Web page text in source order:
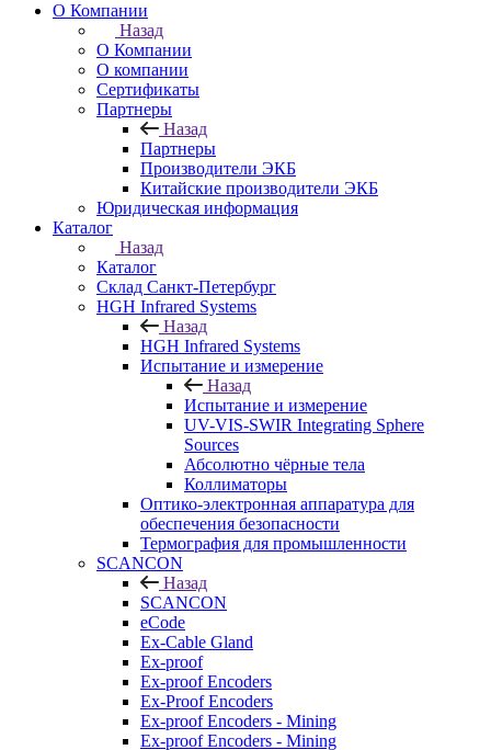
О Компании
Назад
О Компании
О компании
Сертификаты
Партнеры
Назад
Партнеры
Производители ЭКБ
Китайские производители ЭКБ
Юридическая информация
Каталог
Назад
Каталог
Cклад Санкт-Петербург
HGH Infrared Systems
Назад
HGH Infrared Systems
Испытание и измерение
Назад
Испытание и измерение
UV-VIS-SWIR Integrating Sphere
Sources
Абсолютно чёрные тела
Коллиматоры
Оптико-электронная аппаратура для
обеспечения безопасности
Термография для промышленности
SCANCON
Назад
SCANCON
eCode
Ex-Cable Gland
Ex-proof
Ex-proof Encoders
Ex-Proof Encoders
Ex-proof Encoders - Mining
Ex-proof Encoders - Mining